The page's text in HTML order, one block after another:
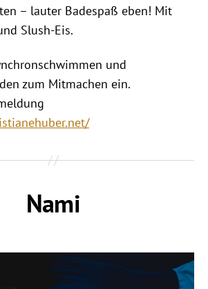
– lauter Badespaß eben! Mit
Slush-Eis.
und
zum Mitmachen ein.
Nami